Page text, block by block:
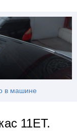
в машине
11ET.